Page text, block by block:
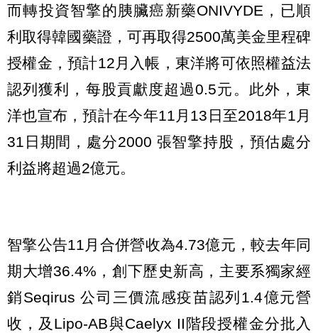
而轉投資智擎的胰臟癌新藥ONIVYDE，已順
利取得韓國藥證，可再取得2500萬美金里程碑
授權金，預計12月入帳，東洋將可依照權益法
認列獲利，每股貢獻度超過0.5元。此外，東
洋也宣布，預計在今年11月13日至2018年1月
31日期間，處分2000 張智擎持股，預估處分
利益將超過2億元。
智擎公告11月合併營收為4.73億元，較去年同
期大增36.4%，創下歷史新高，主要系獨家經
銷Seqirus 公司三價流感疫苗認列1.4億元營
收，及Lipo-AB與Caelyx II階段授權金分批入